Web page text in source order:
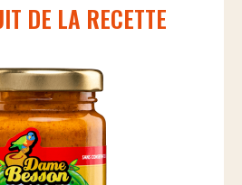
DE LA RECETTE